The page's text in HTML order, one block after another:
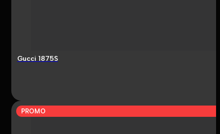
Gucci 1875S
PROMO